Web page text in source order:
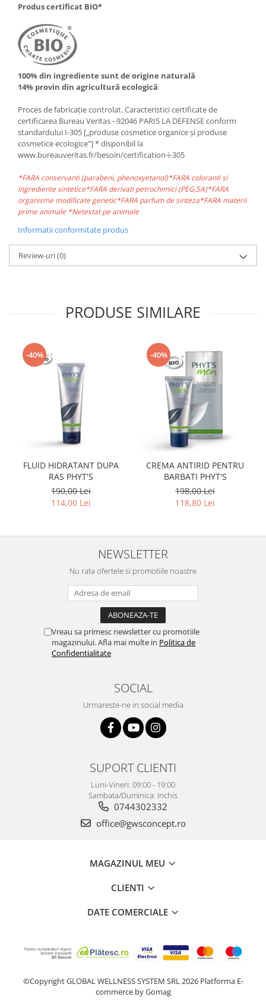
Produs certificat BIO*
100% din ingrediente sunt de origine naturală
14% provin din agricultură ecologică
Proces de fabricație controlat. Caracteristici certificate de
certificarea Bureau Veritas - 92046 PARIS LA DEFENSE conform
standardului I-305 [„produse cosmetice organice și produse
cosmetice ecologice”] * disponibil la
www.bureauveritas.fr/besoin/certification-i-305
*FARA conservanti (parabeni, phenoxyetanol)*FARA coloranti si
ingrediente sintetice*FARA derivati petrochimici (PEG,SA)*FARA
organisme modificate genetic*FARA parfum de sinteza*FARA materii
prime animale *Netestat pe animale
Informatii conformitate produs
Review-uri(0)
PRODUSE SIMILARE
-40%
FLUID HIDRATANT DUPA
RAS PHYT'S
190,00 Lei
114,00 Lei
-40%
CREMA ANTIRID PENTRU
BARBATI PHYT'S
198,00 Lei
118,80 Lei
NEWSLETTER
Nu rata ofertele si promotiile noastre
Vreau sa primesc newsletter cu promotiile
magazinului. Afla mai multe in Politica de
Confidentialitate
SOCIAL
Urmareste-ne in social media
SUPORT CLIENTI
Luni-Vineri: 09:00 - 19:00
Sambata/Duminica: Inchis
0744302332
office@gwsconcept.ro
MAGAZINUL MEU
CLIENTI
DATE COMERCIALE
©Copyright GLOBAL WELLNESS SYSTEM SRL 2026 Platforma E-
commerce by Gomag